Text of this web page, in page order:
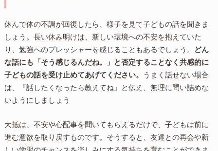
休んで体の不調が回復したら、様子を見て子どもの話を聞きま
しょう。長い休み明けは、新しい環境への不安を抱えていた
り、勉強へのプレッシャーを感じることもあるでしょう。
どん
な話にも「そう感じるんだね。」と否定することなく共感的に
子どもの話を受け止めてあげてください。
うまく話せない場合
は、『話したくなったら教えてね』と伝え、無理に問い詰めな
いようにしましょう
大抵は、不安や心配事を聞いてもらえるだけで、子どもは前に
進む意欲を取り戻すものです。そうすると、友達との再会や新